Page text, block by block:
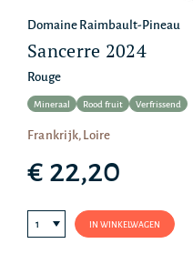
Domaine Raimbault-Pineau
Sancerre 2024
Rouge
Mineraal Rood fruit Verfrissend
Frankrijk, Loire
€ 22,20
IN WINKELWAGEN